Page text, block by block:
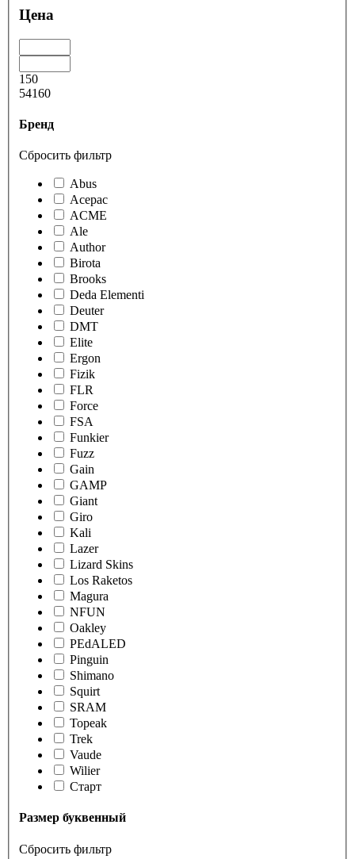
Цена
150
54160
Бренд
Сбросить фильтр
Abus
Acepac
ACME
Ale
Author
Birota
Brooks
Deda Elementi
Deuter
DMT
Elite
Ergon
Fizik
FLR
Force
FSA
Funkier
Fuzz
Gain
GAMP
Giant
Giro
Kali
Lazer
Lizard Skins
Los Raketos
Magura
NFUN
Oakley
PEdALED
Pinguin
Shimano
Squirt
SRAM
Topeak
Trek
Vaude
Wilier
Старт
Размер буквенный
Сбросить фильтр